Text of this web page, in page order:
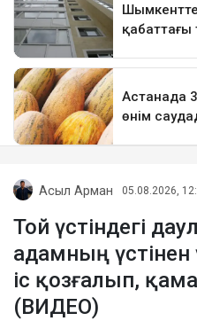
Асыл Арман 05.08.2026,
Той үстіндегі
адамның үстінен
іс қозғалып,
(ВИДЕО)